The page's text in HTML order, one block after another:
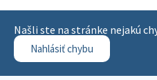
Našli ste na stránke nejakú
Nahlásiť chybu